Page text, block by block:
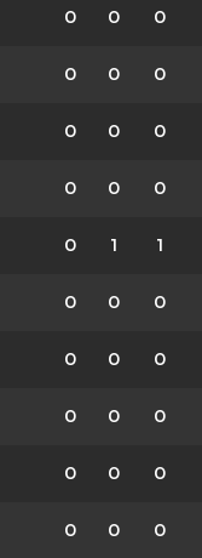
0 0 0
0 0 0
0 0 0
0 0 0
0 1 1
0 0 0
0 0 0
0 0 0
0 0 0
0 0 0